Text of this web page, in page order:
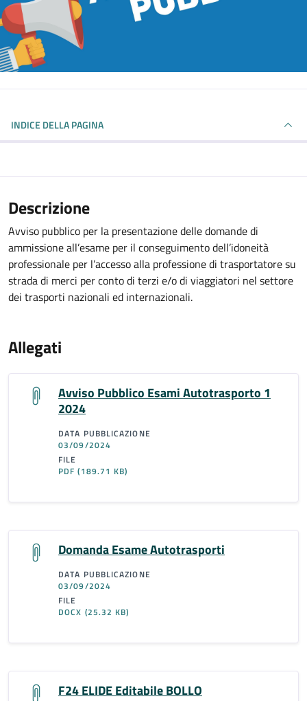
INDICE DELLA PAGINA
Descrizione
Avviso pubblico per la presentazione delle domande di
ammissione all’esame per il conseguimento dell’idoneità
professionale per l’accesso alla professione di trasportatore su
strada di merci per conto di terzi e/o di viaggiatori nel settore
dei trasporti nazionali ed internazionali.
Allegati
Avviso Pubblico Esami Autotrasporto 1
2024
DATA PUBBLICAZIONE
03/09/2024
FILE
PDF(189.71 KB)
Domanda Esame Autotrasporti
DATA PUBBLICAZIONE
03/09/2024
FILE
DOCX (25.32 KB)
F24 ELIDE Editabile BOLLO